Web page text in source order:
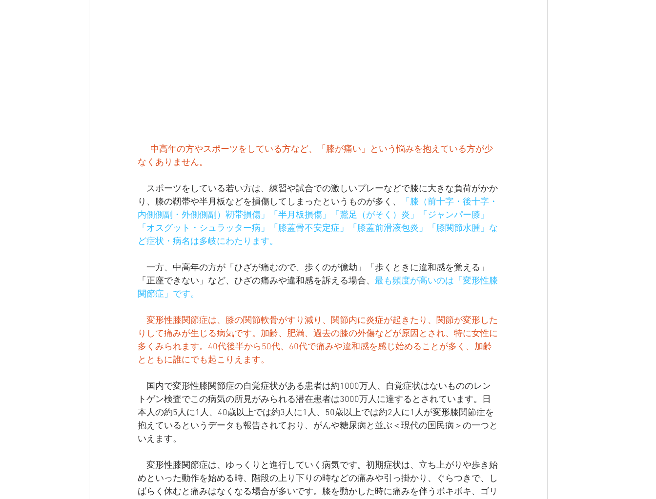
中高年の方やスポーツをしている方など、「膝が痛い」という悩みを抱えている方が少
なくありません。
スポーツをしている若い方は、練習や試合での激しいプレーなどで膝に大きな負荷がかか
り、膝の靭帯や半月板などを損傷してしまったというものが多く、
「膝（前十字・後十字・
内側側副・外側側副）靭帯損傷」「半月板損傷」「鵞足（がそく）炎」「ジャンパー膝」
「オスグット・シュラッター病」「膝蓋骨不安定症」「膝蓋前滑液包炎」「膝関節水腫」な
ど症状・病名は多岐にわたります。
一方、中高年の方が「ひざが痛むので、歩くのが億劫」「歩くときに違和感を覚える」
「正座できない」など、ひざの痛みや違和感を訴える場合、 最も頻度が高いのは「変形性膝
関節症」です。
変形性膝関節症は、膝の関節軟骨がすり減り、関節内に炎症が起きたり、関節が変形した
りして痛みが生じる病気です。加齢、肥満、過去の膝の外傷などが原因とされ、特に女性に
多くみられます。40代後半から50代、60代で痛みや違和感を感じ始めることが多く、加齢
とともに誰にでも起こりえます。
国内で変形性膝関節症の自覚症状がある患者は約1000万人、自覚症状はないもののレン
トゲン検査でこの病気の所見がみられる潜在患者は3000万人に達するとされています。日
本人の約5人に1人、40歳以上では約3人に1人、50歳以上では約2人に1人が変形膝関節症を
抱えているというデータも報告されており、がんや糖尿病と並ぶ＜現代の国民病＞の一つと
いえます。
変形性膝関節症は、ゆっくりと進行していく病気です。初期症状は、立ち上がりや歩き始
めといった動作を始める時、階段の上り下りの時などの痛みや引っ掛かり、ぐらつきで、し
ばらく休むと痛みはなくなる場合が多いです。膝を動かした時に痛みを伴うボキボキ、ゴリ